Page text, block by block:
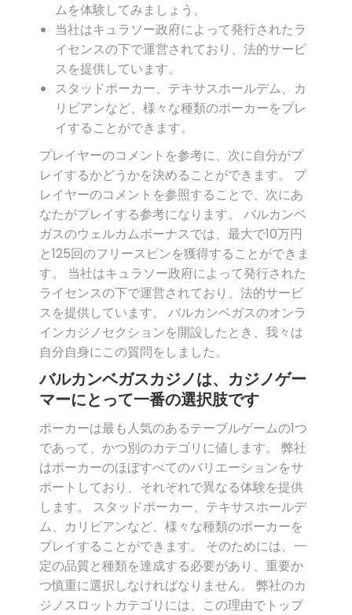
ムを体験してみましょう。
当社はキュラソー政府によって発行されたラ
イセンスの下で運営されており、法的サービ
スを提供しています。
スタッドポーカー、テキサスホールデム、カ
リビアンなど、様々な種類のポーカーをプレ
イすることができます。
プレイヤーのコメントを参考に、次に自分がプ
レイするかどうかを決めることができます。 プ
レイヤーのコメントを参照することで、次にあ
なたがプレイする参考になります。 バルカンベ
ガスのウェルカムボーナスでは、最大で10万円
と125回のフリースピンを獲得することができま
す。 当社はキュラソー政府によって発行された
ライセンスの下で運営されており、法的サービ
スを提供しています。 バルカンベガスのオンラ
インカジノセクションを開設したとき、我々は
自分自身にこの質問をしました。
バルカンベガスカジノは、カジノゲー
マーにとって一番の選択肢です
ポーカーは最も人気のあるテーブルゲームの1つ
であって、かつ別のカテゴリに値します。 弊社
はポーカーのほぼすべてのバリエーションをサ
ポートしており、それぞれで異なる体験を提供
します。 スタッドポーカー、テキサスホールデ
ム、カリビアンなど、様々な種類のポーカーを
プレイすることができます。 そのためには、一
定の品質と種類を達成する必要があり、重要か
つ慎重に選択しなければなりません。 弊社のカ
ジノスロットカテゴリには、この理由でトップ